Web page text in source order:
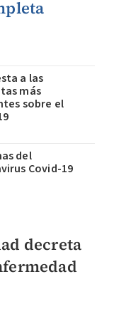
a las
más
sobre el
del
Covid-19
decreta